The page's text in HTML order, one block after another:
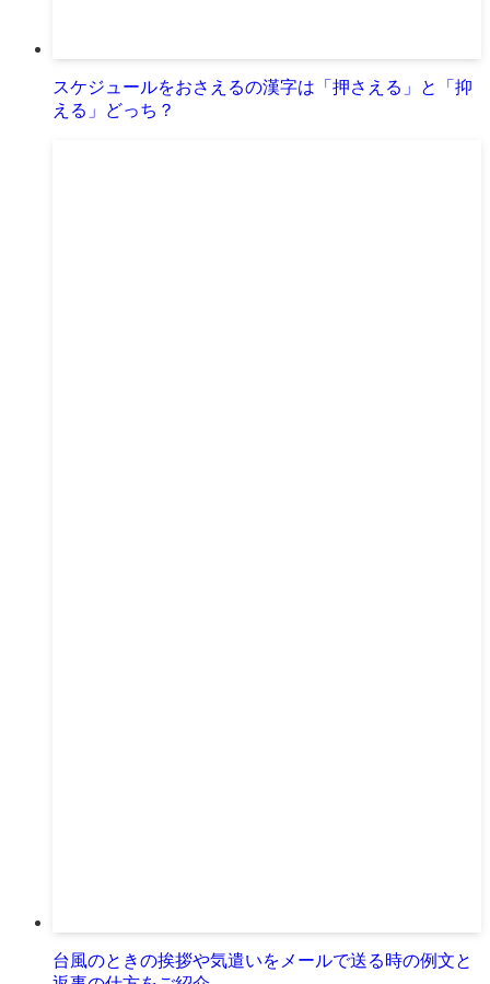
スケジュールをおさえるの漢字は「押さえる」と「抑
える」どっち？
台風のときの挨拶や気遣いをメールで送る時の例文と